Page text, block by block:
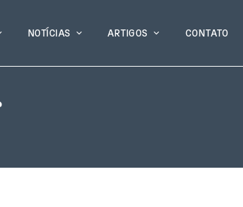
NOTÍCIAS ARTIGOS CONTATO